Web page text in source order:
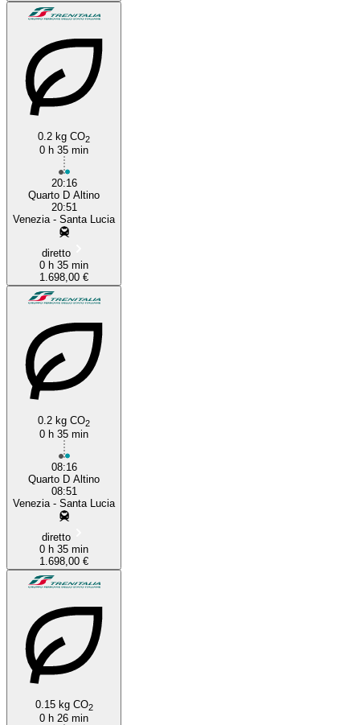
0.2 kg CO2
0 h 35 min
20:16
Quarto D Altino
20:51
Venezia - Santa Lucia
diretto
0 h 35 min
1.698,00 €
0.2 kg CO2
0 h 35 min
08:16
Quarto D Altino
08:51
Venezia - Santa Lucia
diretto
0 h 35 min
1.698,00 €
0.15 kg CO2
0 h 26 min